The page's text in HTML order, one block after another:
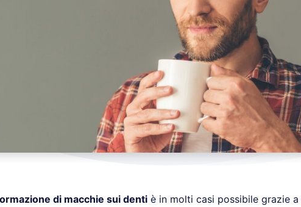
di macchie sui denti è in molti casi possibile grazie a